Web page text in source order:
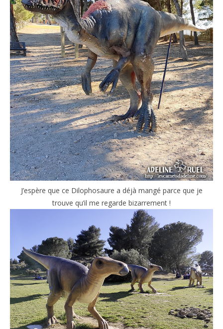
J’espère que ce Dilophosaure a déjà mangé parce que je
trouve qu’il me regarde bizarrement !